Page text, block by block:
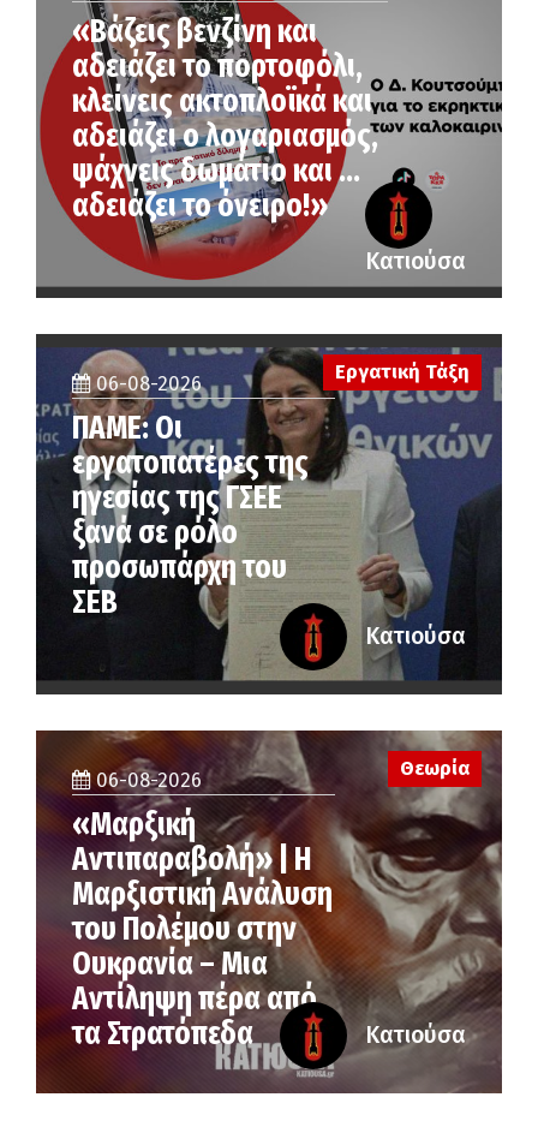
«Βάζεις βενζίνη και
αδειάζει το πορτοφόλι,
κλείνεις ακτοπλοϊκά και
αδειάζει ο λογαριασμός,
ψάχνεις δωμάτιο και …
αδειάζει το όνειρο!»
Κατιούσα
06-08-2026
ΠΑΜΕ: Οι
εργατοπατέρες της
ηγεσίας της ΓΣΕΕ
ξανά σε ρόλο
προσωπάρχη του
ΣΕΒ
Εργατική Τάξη
Κατιούσα
06-08-2026
«Μαρξική
Αντιπαραβολή» | Η
Μαρξιστική Ανάλυση
του Πολέμου στην
Ουκρανία – Μια
Αντίληψη πέρα από
τα Στρατόπεδα
Θεωρία
Κατιούσα